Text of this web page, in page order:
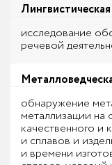
исследование
речевой
обнаружение
металлизации на
качественного и
и сплавов и
и времени